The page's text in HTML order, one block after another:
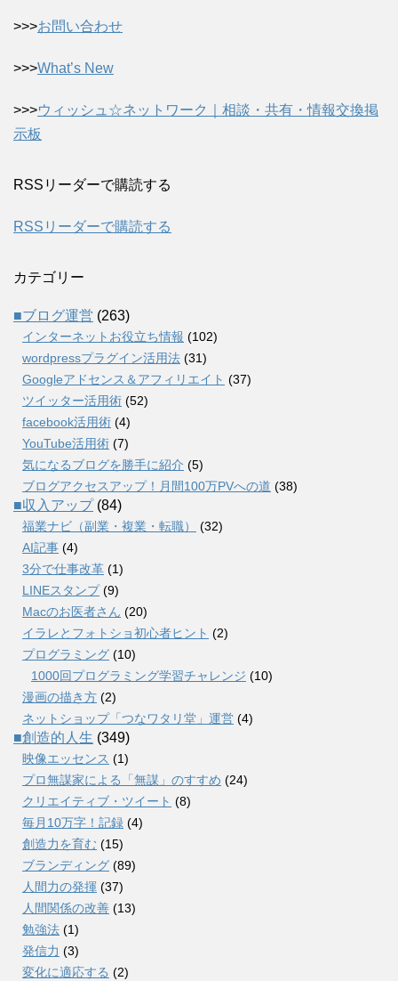
>>>お問い合わせ
>>>What’s New
>>>ウィッシュ☆ネットワーク｜相談・共有・情報交換掲
示板
RSSリーダーで購読する
RSSリーダーで購読する
カテゴリー
■ブログ運営 (263)
インターネットお役立ち情報 (102)
wordpressプラグイン活用法 (31)
Googleアドセンス＆アフィリエイト (37)
ツイッター活用術 (52)
facebook活用術 (4)
YouTube活用術 (7)
気になるブログを勝手に紹介 (5)
ブログアクセスアップ！月間100万PVへの道 (38)
■収入アップ(84)
福業ナビ（副業・複業・転職）
(32)
AI記事 (4)
3分で仕事改革 (1)
LINEスタンプ(9)
Macのお医者さん (20)
イラレとフォトショ初心者ヒント (2)
プログラミング (10)
1000回プログラミング学習チャレンジ (10)
漫画の描き方 (2)
ネットショップ「つなワタリ堂」運営 (4)
■創造的人生 (349)
映像エッセンス (1)
プロ無謀家による「無謀」のすすめ (24)
クリエイティブ・ツイート (8)
毎月10万字！記録 (4)
創造力を育む (15)
ブランディング (89)
人間力の発揮 (37)
人間関係の改善 (13)
勉強法 (1)
発信力 (3)
変化に適応する (2)